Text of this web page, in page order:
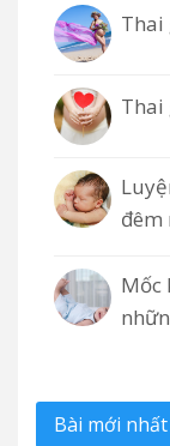
Thai
Thai
đêm
Mốc
Bài mới nhất